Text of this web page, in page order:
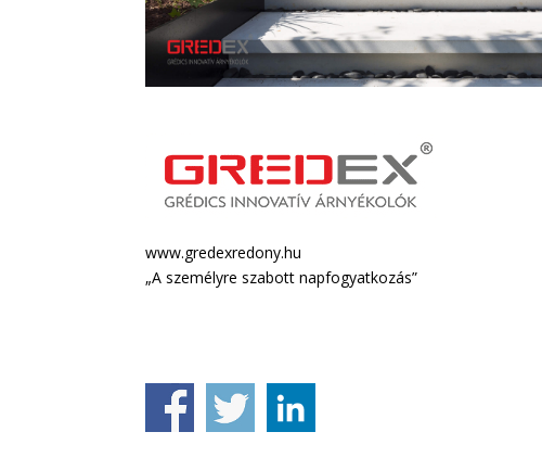
www.gredexredony.hu
„A személyre szabott napfogyatkozás”